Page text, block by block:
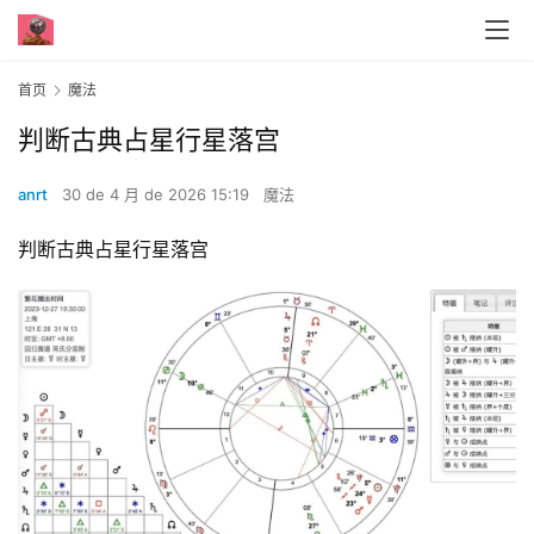
首页 魔法
判断古典占星行星落宫
anrt 30 de 4 月 de 2026 15:19 魔法
判断古典占星行星落宫